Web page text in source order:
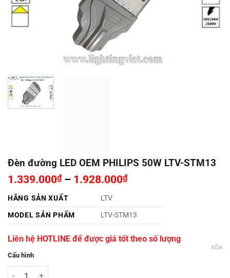
Đèn đường LED OEM PHILIPS 50W LTV-STM13
1.339.000₫– 1.928.000₫
HÃNG SẢN XUẤT
LTV
MODEL SẢN PHẨM
LTV-STM13
Liên hệ HOTLINE để được giá tốt theo số lượng
Cấu hình
XÓA
Đèn đường LED OEM PHILIPS 50W LTV-STM13 số lượng